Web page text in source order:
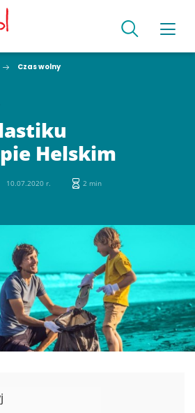
Czas wolny
Helskim
10.07.2020 r. 2 min